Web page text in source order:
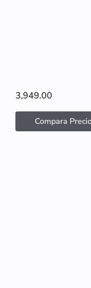
3,949.00
Compara